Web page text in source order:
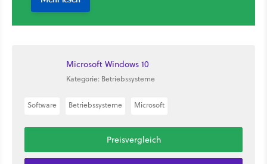
Microsoft Windows 10
Kategorie: Betriebssysteme
Software Betriebssysteme Microsoft
Preisvergleich